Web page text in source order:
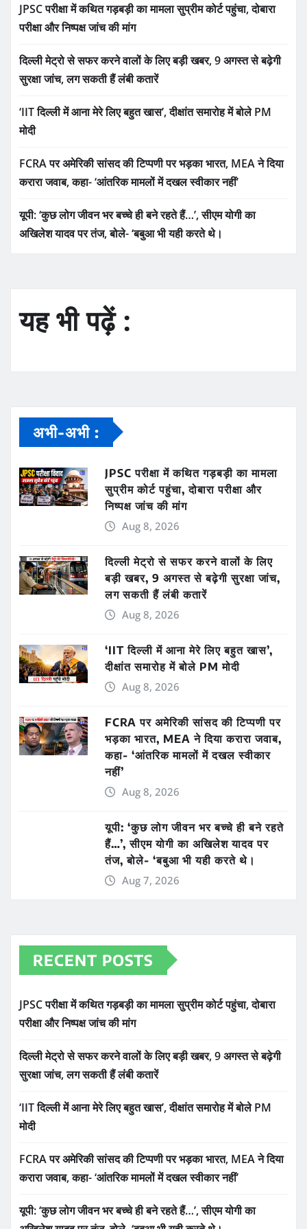
JPSC परीक्षा में कथित गड़बड़ी का मामला सुप्रीम कोर्ट पहुंचा, दोबारा
परीक्षा और निष्पक्ष जांच की मांग
दिल्ली मेट्रो से सफर करने वालों के लिए बड़ी खबर, 9 अगस्त से बढ़ेगी
सुरक्षा जांच, लग सकती हैं लंबी कतारें
‘IIT दिल्ली में आना मेरे लिए बहुत खास’, दीक्षांत समारोह में बोले PM
मोदी
FCRA पर अमेरिकी सांसद की टिप्पणी पर भड़का भारत, MEA ने दिया
करारा जवाब, कहा- ‘आंतरिक मामलों में दखल स्वीकार नहीं’
यूपी: ‘कुछ लोग जीवन भर बच्चे ही बने रहते हैं…’, सीएम योगी का
अखिलेश यादव पर तंज, बोले- ‘बबुआ भी यही करते थे।
यह भी पढ़ें :
अभी-अभी :
JPSC परीक्षा में कथित गड़बड़ी का मामला
सुप्रीम कोर्ट पहुंचा, दोबारा परीक्षा और
निष्पक्ष जांच की मांग
Aug 8, 2026
दिल्ली मेट्रो से सफर करने वालों के लिए
बड़ी खबर, 9 अगस्त से बढ़ेगी सुरक्षा जांच,
लग सकती हैं लंबी कतारें
Aug 8, 2026
‘IIT दिल्ली में आना मेरे लिए बहुत खास’,
दीक्षांत समारोह में बोले PM मोदी
Aug 8, 2026
FCRA पर अमेरिकी सांसद की टिप्पणी पर
भड़का भारत, MEA ने दिया करारा जवाब,
कहा- ‘आंतरिक मामलों में दखल स्वीकार
नहीं’
Aug 8, 2026
यूपी: ‘कुछ लोग जीवन भर बच्चे ही बने रहते
हैं…’, सीएम योगी का अखिलेश यादव पर
तंज, बोले- ‘बबुआ भी यही करते थे।
Aug 7, 2026
RECENT POSTS
JPSC परीक्षा में कथित गड़बड़ी का मामला सुप्रीम कोर्ट पहुंचा, दोबारा
परीक्षा और निष्पक्ष जांच की मांग
दिल्ली मेट्रो से सफर करने वालों के लिए बड़ी खबर, 9 अगस्त से बढ़ेगी
सुरक्षा जांच, लग सकती हैं लंबी कतारें
‘IIT दिल्ली में आना मेरे लिए बहुत खास’, दीक्षांत समारोह में बोले PM
मोदी
FCRA पर अमेरिकी सांसद की टिप्पणी पर भड़का भारत, MEA ने दिया
करारा जवाब, कहा- ‘आंतरिक मामलों में दखल स्वीकार नहीं’
यूपी: ‘कुछ लोग जीवन भर बच्चे ही बने रहते हैं…’, सीएम योगी का